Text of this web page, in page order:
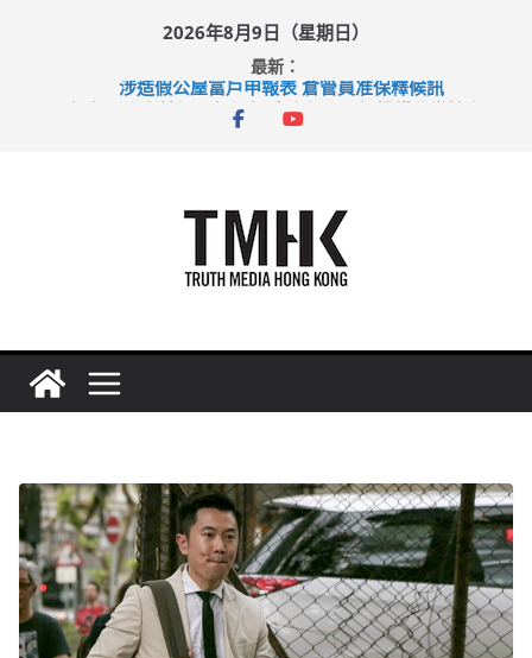
2026年8月9日（星期日）
最新：
涉造假公屋富戶申報表 倉管員准保釋候訊